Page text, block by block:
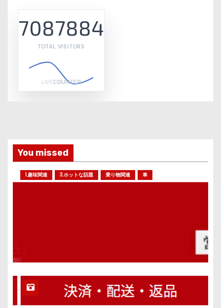
7087884
TOTAL VISITORS
You missed
1.趣味関連 3.ホットな話題 乗り物関連 車